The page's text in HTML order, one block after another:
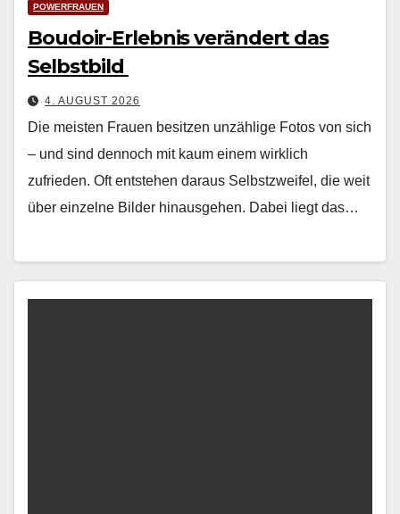
POWERFRAUEN
Boudoir-Erlebnis verändert das
Selbstbild
4. AUGUST 2026
Die meis­ten Frauen besitzen unzäh­lige Fotos von sich
– und sind den­noch mit kaum einem wirk­lich
zufrieden. Oft entste­hen daraus Selb­stzweifel, die weit
über einzelne Bilder hin­aus­ge­hen. Dabei liegt das…